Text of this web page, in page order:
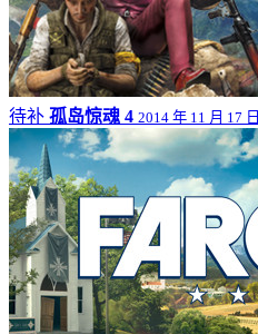
待补 孤岛惊魂 4 2014 年 11 月 17 日